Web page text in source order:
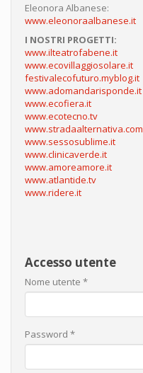
Eleonora Albanese:
www.eleonoraalbanese.it
I NOSTRI PROGETTI:
www.ilteatrofabene.it
www.ecovillaggiosolare.it
festivalecofuturo.myblog.it
www.adomandarisponde.it
www.ecofiera.it
www.ecotecno.tv
www.stradaalternativa.com
www.sessosublime.it
www.clinicaverde.it
www.amoreamore.it
www.atlantide.tv
www.ridere.it
Accesso utente
Nome utente *
Password *